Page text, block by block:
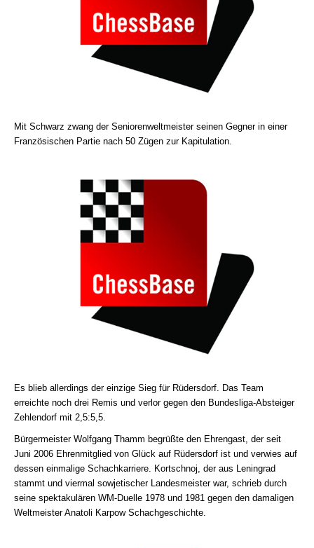
Mit Schwarz zwang der Seniorenweltmeister seinen Gegner in einer
Französischen Partie nach 50 Zügen zur Kapitulation.
Es blieb allerdings der einzige Sieg für Rüdersdorf. Das Team
erreichte noch drei Remis und verlor gegen den Bundesliga-Absteiger
Zehlendorf mit 2,5:5,5.
Bürgermeister Wolfgang Thamm begrüßte den Ehrengast, der seit
Juni 2006 Ehrenmitglied von Glück auf Rüdersdorf ist und verwies auf
dessen einmalige Schachkarriere. Kortschnoj, der aus Leningrad
stammt und viermal sowjetischer Landesmeister war, schrieb durch
seine spektakulären WM-Duelle 1978 und 1981 gegen den damaligen
Weltmeister Anatoli Karpow Schachgeschichte.